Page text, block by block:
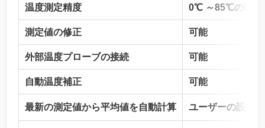
温度測定精度 0℃ ～85℃の範囲
測定値の修正 可能
外部温度プローブの接続 可能
自動温度補正 可能
最新の測定値から平均値を自動計算 ユーザーの設定